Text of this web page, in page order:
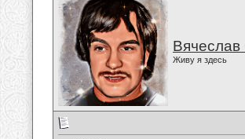
Вячеслав
Живу я здесь